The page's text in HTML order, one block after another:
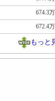
674.3万
672.4万
もっと